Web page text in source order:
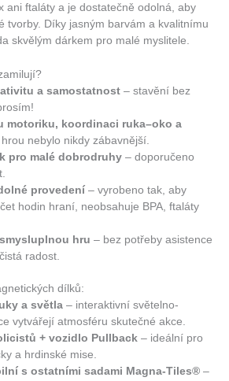
ani ftaláty a je dostatečně odolná, aby
tvorby. Díky jasným barvám a kvalitnímu
skvělým dárkem pro malé myslitele.
a samostatnost – stavění bez
motoriku, koordinaci ruka–oko a
nebylo nikdy zábavnější.
pro malé dobrodruhy – doporučeno
provedení – vyrobeno tak, aby
hodin hraní, neobsahuje BPA, ftaláty
hru – bez potřeby asistence
radost.
dílků:
a světla – interaktivní světelno-
vytvářejí atmosféru skutečné akce.
+ vozidlo Pullback – ideální pro
a hrdinské mise.
s ostatními sadami Magna-Tiles® –